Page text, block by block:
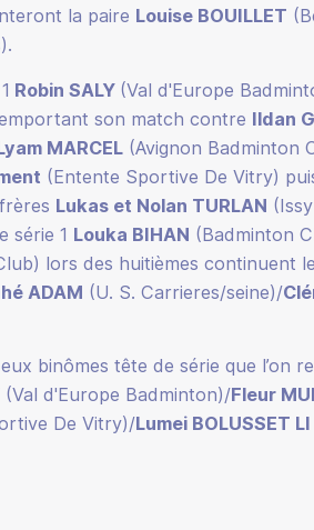
la paire Louise BOUILLET
Robin SALY (Val d'Europe
son match contre Ildan
MARCEL(Avignon Badminton
(Entente Sportive De Vitry)
Lukas et Nolan TURLAN
série 1 Louka BIHAN (Badminton
lors des huitièmes continuent
ADAM (U. S. Carrieres/seine)/
binômes tête de série que l’on
(Val d'Europe Badminton)/Fleur
De Vitry)/Lumei BOLUSSET LI